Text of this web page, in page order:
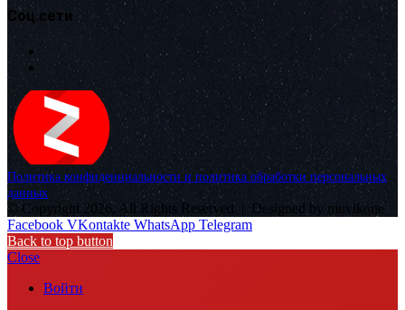
Соц.сети
Политика конфиденциальности и политика обработки персональных
данных
© Copyright 2026, All Rights Reserved |
Designed by muvikone
Facebook VKontakte WhatsApp Telegram
Back to top button
Close
Войти